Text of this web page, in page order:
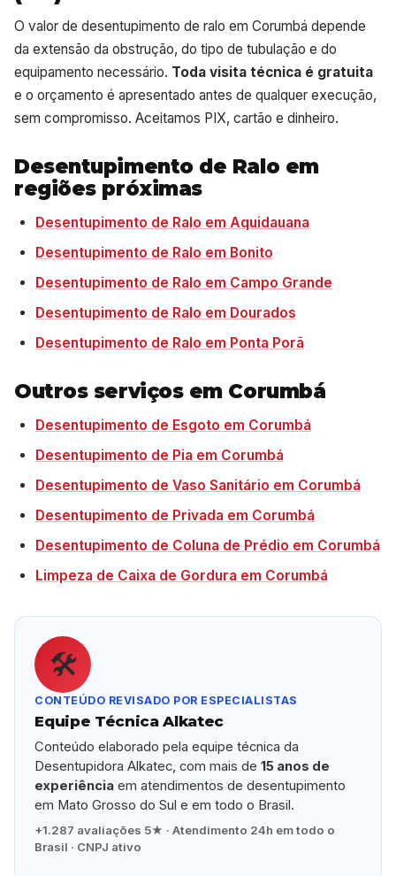
O valor de desentupimento de ralo em Corumbá depende
da extensão da obstrução, do tipo de tubulação e do
equipamento necessário. Toda visita técnica é gratuita
e o orçamento é apresentado antes de qualquer execução,
sem compromisso. Aceitamos PIX, cartão e dinheiro.
Desentupimento de Ralo em
regiões próximas
Desentupimento de Ralo em Aquidauana
Desentupimento de Ralo em Bonito
Desentupimento de Ralo em Campo Grande
Desentupimento de Ralo em Dourados
Desentupimento de Ralo em Ponta Porã
Outros serviços em Corumbá
Desentupimento de Esgoto em Corumbá
Desentupimento de Pia em Corumbá
Desentupimento de Vaso Sanitário em Corumbá
Desentupimento de Privada em Corumbá
Desentupimento de Coluna de Prédio em Corumbá
Limpeza de Caixa de Gordura em Corumbá
🛠️
CONTEÚDO REVISADO POR ESPECIALISTAS
Equipe Técnica Alkatec
Conteúdo elaborado pela equipe técnica da
Desentupidora Alkatec, com mais de15 anos de
experiência em atendimentos de desentupimento
em Mato Grosso do Sul e em todo o Brasil.
+1.287 avaliações 5★ · Atendimento 24h em todo o
Brasil · CNPJ ativo